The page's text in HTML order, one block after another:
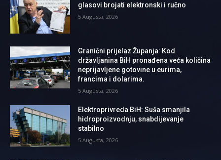
glasovi brojati elektronski i ručno
5 Augusta, 2026
Granični prijelaz Županja: Kod
državljanina BiH pronađena veća količina
neprijavljene gotovine u eurima,
francima i dolarima.
5 Augusta, 2026
Elektroprivreda BiH: Suša smanjila
hidroproizvodnju, snabdijevanje
stabilno
5 Augusta, 2026